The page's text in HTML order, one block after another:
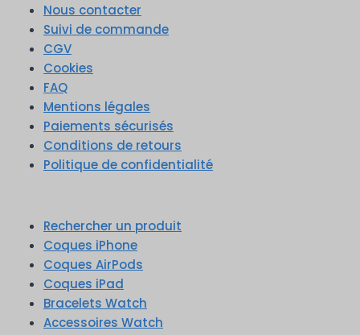
Nous contacter
Suivi de commande
CGV
Cookies
FAQ
Mentions légales
Paiements sécurisés
Conditions de retours
Politique de confidentialité
Rechercher un produit
Coques iPhone
Coques AirPods
Coques iPad
Bracelets Watch
Accessoires Watch